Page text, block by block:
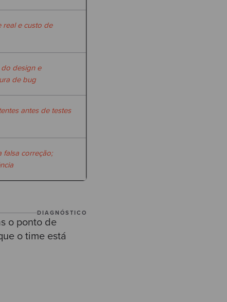
real e custo de
design e
de bug
antes de testes
falsa correção;
DIAGNÓSTICO
o ponto de
o time está